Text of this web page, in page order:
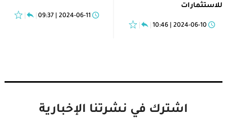
للاستثمارات
2024-06-10 | 10:46
2024-06-11 | 09:37
اشترك في نشرتنا الإخبارية